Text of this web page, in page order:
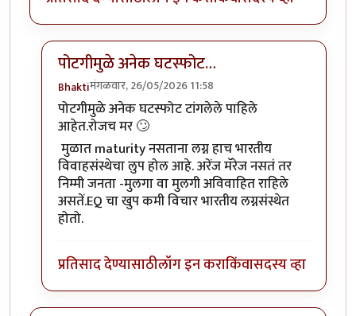
पोटगीमुळे अनेक घटस्फोट…
Bhaktiमंगळवार, 26/05/2026 11:58
In reply toलग्न संस्थेला पर्याय पेक्षा …by
पोटगीमुळे अनेक घटस्फोट टांगलेले पाहिले
आहेत.रोजच मर 🙄
मुळात maturity नसताना लग्न हाच भारतीय
विवाहसंस्थेचा लुप होल आहे. अरेंज मॅरेज नसतं तर
निम्मी जनता -मुलगा वा मुलगी अविवाहित राहिले
असतें.EQ चा खुप कमी विचार भारतीय लग्नसंस्थेत
होतो.
प्रतिसाद देण्यासाठीलॉग इन कराकिंवासदस्य व्हा